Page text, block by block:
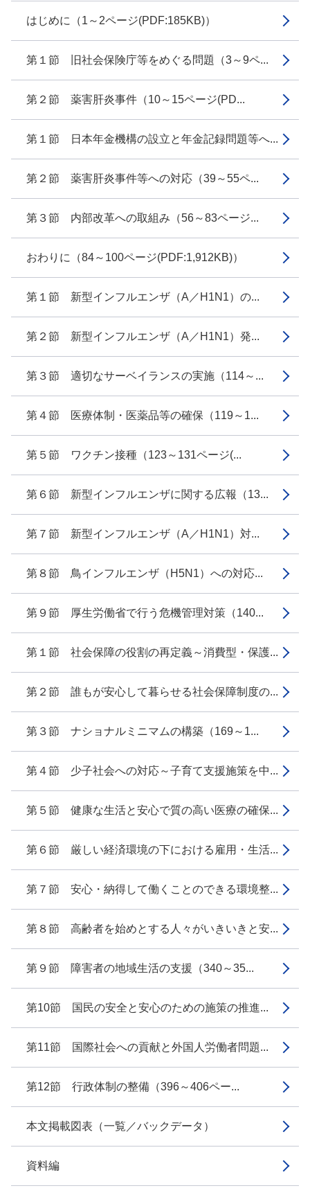
はじめに（1～2ページ(PDF:185KB)）
第１節 旧社会保険庁等をめぐる問題（3～9ペ...
第２節 薬害肝炎事件（10～15ページ(PD...
第１節 日本年金機構の設立と年金記録問題等へ...
第２節 薬害肝炎事件等への対応（39～55ペ...
第３節 内部改革への取組み（56～83ページ...
おわりに（84～100ページ(PDF:1,912KB)）
第１節 新型インフルエンザ（A／H1N1）の...
第２節 新型インフルエンザ（A／H1N1）発...
第３節 適切なサーベイランスの実施（114～...
第４節 医療体制・医薬品等の確保（119～1...
第５節 ワクチン接種（123～131ページ(...
第６節 新型インフルエンザに関する広報（13...
第７節 新型インフルエンザ（A／H1N1）対...
第８節 鳥インフルエンザ（H5N1）への対応...
第９節 厚生労働省で行う危機管理対策（140...
第１節 社会保障の役割の再定義～消費型・保護...
第２節 誰もが安心して暮らせる社会保障制度の...
第３節 ナショナルミニマムの構築（169～1...
第４節 少子社会への対応～子育て支援施策を中...
第５節 健康な生活と安心で質の高い医療の確保...
第６節 厳しい経済環境の下における雇用・生活...
第７節 安心・納得して働くことのできる環境整...
第８節 高齢者を始めとする人々がいきいきと安...
第９節 障害者の地域生活の支援（340～35...
第10節 国民の安全と安心のための施策の推進...
第11節 国際社会への貢献と外国人労働者問題...
第12節 行政体制の整備（396～406ペー...
本文掲載図表（一覧／バックデータ）
資料編